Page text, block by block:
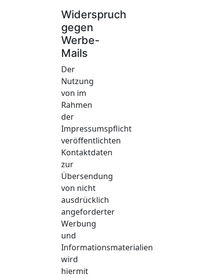
Widerspruch
gegen
Werbe-
Mails
Der
Nutzung
von im
Rahmen
der
Impressumspflicht
veröffentlichten
Kontaktdaten
zur
Übersendung
von nicht
ausdrücklich
angeforderter
Werbung
und
Informationsmaterialien
wird
hiermit